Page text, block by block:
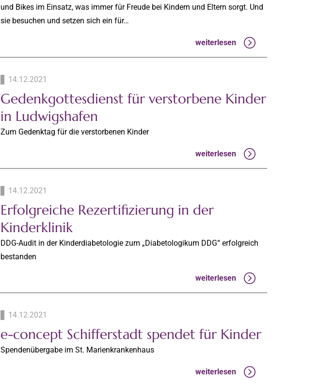
und Bikes im Einsatz, was immer für Freude bei Kindern und Eltern sorgt. Und
sie besuchen und setzen sich ein für…
weiterlesen
14.12.2021
Gedenkgottesdienst für verstorbene Kinder
in Ludwigshafen
Zum Gedenktag für die verstorbenen Kinder
weiterlesen
14.12.2021
Erfolgreiche Rezertifizierung in der
Kinderklinik
DDG-Audit in der Kinderdiabetologie zum „Diabetologikum DDG“ erfolgreich
bestanden
weiterlesen
14.12.2021
e-concept Schifferstadt spendet für Kinder
Spendenübergabe im St. Marienkrankenhaus
weiterlesen